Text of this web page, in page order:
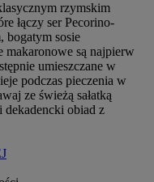
rzymskim
łączy ser Pecorino-
bogatym sosie
makaronowe są najpierw
umieszczane w
podczas pieczenia w
ze świeżą sałatką
dekadencki obiad z